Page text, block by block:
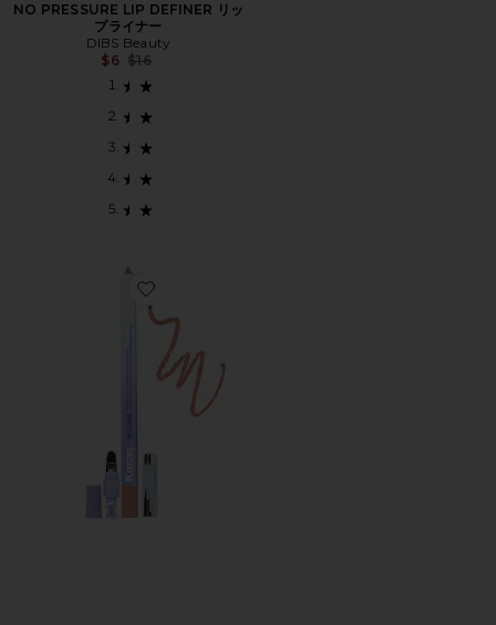
NO PRESSURE LIP DEFINER リッ
プライナー
DIBS Beauty
$6 Previous price:
$16
Favorite HOTLINER プランピングリップライナー